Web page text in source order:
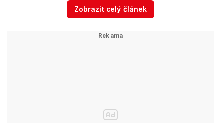
Vánoce ovšem v Bílém domě ve Washingtonu
Donald Trump preferuje trávit víkendy
„Buď zticha, prase!“ Trump drsně okřikl reportérku,
Zobrazit celý článek